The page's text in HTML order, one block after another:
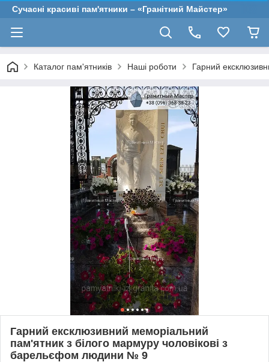
Сучасні красиві пам'ятники – «Гранітний Майстер»
Каталог пам'ятників Наші роботи Гарний
Гарний ексклюзивний меморіальний
пам'ятник з білого мармуру чоловікові з
барельєфом людини № 9